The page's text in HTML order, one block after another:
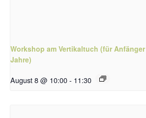
Workshop am Vertikaltuch (für
Jahre)
August 8 @ 10:00- 11:30